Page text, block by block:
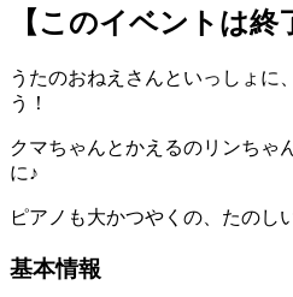
【このイベントは終
うたのおねえさんといっしょに
う！
クマちゃんとかえるのリンちゃ
に♪
ピアノも大かつやくの、たのし
基本情報